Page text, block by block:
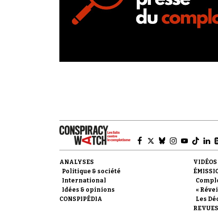
ANALYSES
Politique & société
International
Idées & opinions
CONSPIPÉDIA
VIDÉOS
«
Les